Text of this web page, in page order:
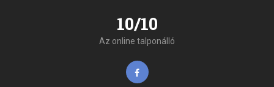
10/10
Az online talponálló